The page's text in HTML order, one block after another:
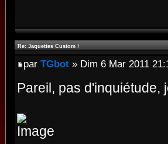
Re: Jaquettes Custom !
par TGbot » Dim 6 Mar 2011
Pareil, pas d'inquiétude,